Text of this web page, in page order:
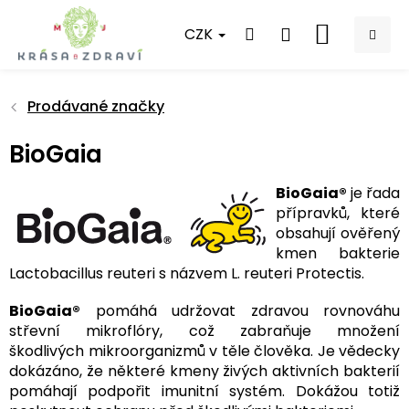
obsah
CZK
NÁKUPNÍ
Prodávané značky
BioGaia
BioGaia® je řada
přípravků, které
obsahují ověřený
kmen bakterie
Lactobacillus reuteri s názvem L. reuteri Protectis.
BioGaia® pomáhá udržovat zdravou rovnováhu
střevní mikroflóry, což zabraňuje množení
škodlivých mikroorganizmů v těle člověka. Je vědecky
dokázáno, že některé kmeny živých aktivních bakterií
pomáhají podpořit imunitní systém. Dokážou totiž